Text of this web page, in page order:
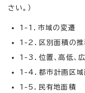
さい。）
1-1．市域の変遷
1-2．区別面積の推
1-3．位置、高低、
1-4．都市計画区域
1-5．民有地面積